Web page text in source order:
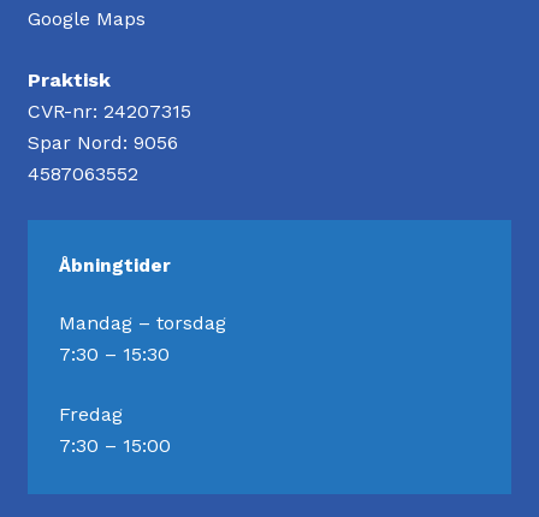
Google Maps
Praktisk
CVR-nr: 24207315
Spar Nord: 9056
4587063552
Åbningtider
Mandag – torsdag
7:30 – 15:30
Fredag
7:30 – 15:00